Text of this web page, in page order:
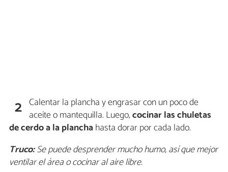
2 Calentar la plancha y engrasar con un poco de
aceite o mantequilla. Luego,cocinar las chuletas
de cerdo a la planchahasta dorar por cada lado.
Truco:Se puede desprender mucho humo, así que mejor
ventilar el área o cocinar al aire libre.